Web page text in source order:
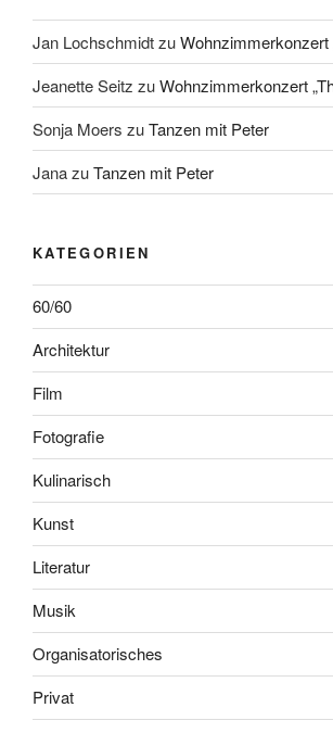
Jan LochschmidtzuWohnzimmerkonzert
Jeanette Seitz zuWohnzimmerkonzert
Sonja Moers zuTanzen mit Peter
JanazuTanzen mit Peter
KATEGORIEN
60/60
Architektur
Film
Fotografie
Kulinarisch
Kunst
Literatur
Musik
Organisatorisches
Privat